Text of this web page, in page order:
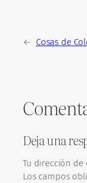
← Cosas de
Deja una
Tu dirección
Los campos